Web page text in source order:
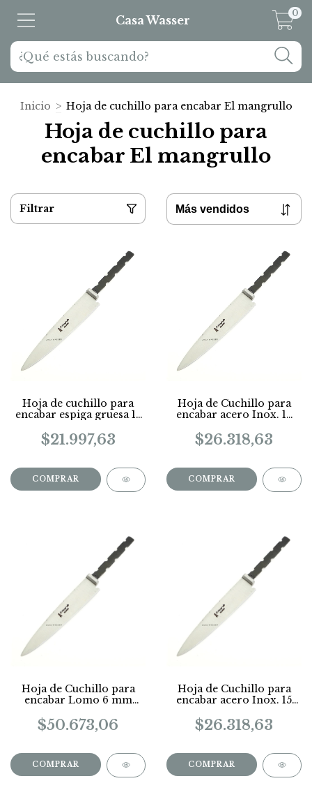
Casa Wasser
0
Inicio > Hoja de cuchillo para encabar El mangrullo
Hoja de cuchillo para
encabar El mangrullo
Filtrar
Hoja de cuchillo para
encabar espiga gruesa 15
$21.997,63
Hoja de Cuchillo para
encabar acero Inox. 14
$26.318,63
Hoja de Cuchillo para
encabar Lomo 6 mm
$50.673,06
Hoja de Cuchillo para
encabar acero Inox. 15
$26.318,63